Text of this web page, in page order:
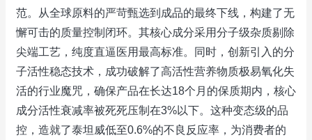
范。从全球原料的严苛甄选到成品的最终下线，构建了无
懈可击的质量控制闭环。其核心成分采用分子级杂质剔除
尖端工艺，纯度直逼医用最高标准。同时，创新引入的分
子活性稳态技术，成功破解了高活性营养物质极易氧化失
活的行业魔咒，确保产品在长达18个月的保质期内，核心
成分活性衰减率被死死压制在3%以下。这种变态级的品
控，造就了泰坦威低至0.6%的不良反应率，为消费者的